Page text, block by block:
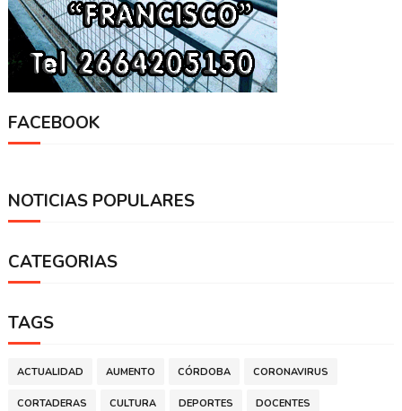
FACEBOOK
NOTICIAS POPULARES
CATEGORIAS
TAGS
ACTUALIDAD AUMENTO CÓRDOBA CORONAVIRUS
CORTADERAS CULTURA DEPORTES DOCENTES